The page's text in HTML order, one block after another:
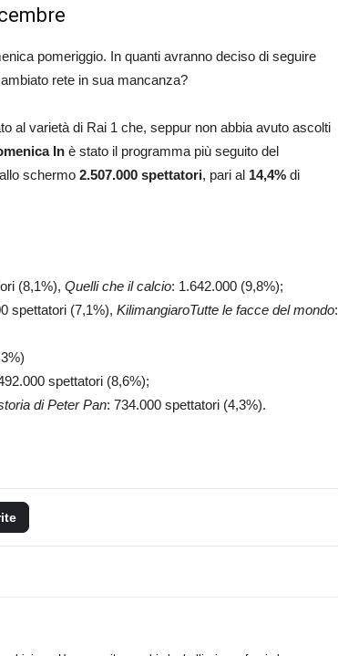
pomeriggio. In quanti avranno deciso di seguire
rete in sua mancanza?
al varietà di Rai 1 che, seppur non abbia avuto ascolti
In è stato il programma più seguito del
schermo 2.507.000 spettatori, pari al 14,4% di
(8,1%), Quelli che il calcio: 1.642.000 (9,8%);
spettatori (7,1%), KilimangiaroTutte le facce del mondo:
spettatori (8,6%);
di Peter Pan: 734.000 spettatori (4,3%).